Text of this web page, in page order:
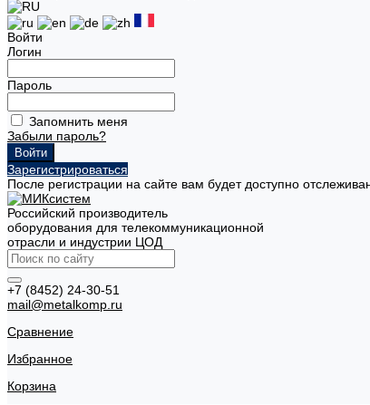
Войти
Логин
Пароль
Запомнить меня
Забыли пароль?
Зарегистрироваться
После регистрации на сайте вам будет доступно
Российский производитель
оборудования для телекоммуникационной
отрасли и индустрии ЦОД
+7 (8452) 24-30-51
mail@metalkomp.ru
Сравнение
Избранное
Корзина